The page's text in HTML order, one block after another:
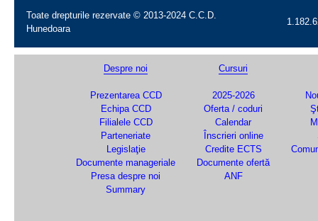
Toate drepturile rezervate © 2013-2024 C.C.D.
Hunedoara
Despre noi
Prezentarea CCD
Echipa CCD
Filialele CCD
Parteneriate
Legislaţie
Documente manageriale
Presa despre noi
Summary
Cursuri
2025-2026
Oferta / coduri
Calendar
Înscrieri online
Credite ECTS
Documente ofertă
ANF